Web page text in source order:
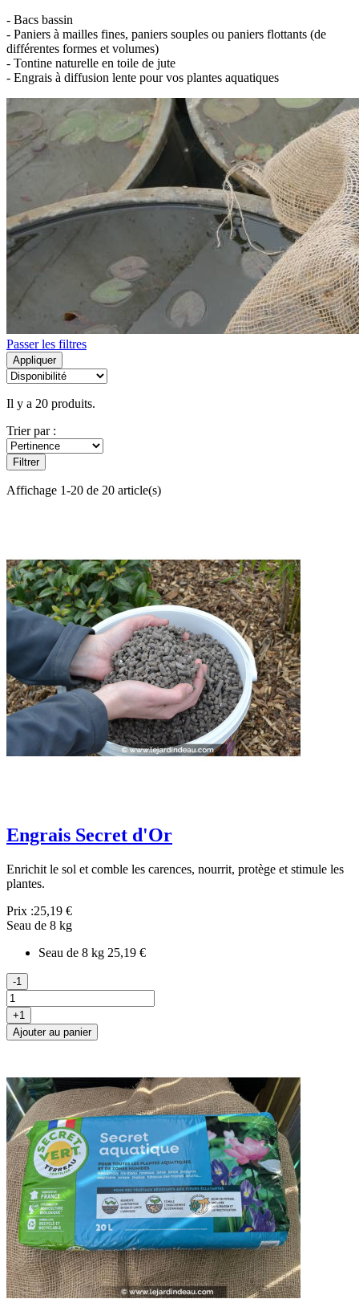
- Bacs bassin
- Paniers à mailles fines, paniers souples ou paniers flottants (de
différentes formes et volumes)
- Tontine naturelle en toile de jute
- Engrais à diffusion lente pour vos plantes aquatiques
Passer les filtres
Appliquer
Il y a 20 produits.
Trier par :
Filtrer
Affichage 1-20 de 20 article(s)
Engrais Secret d'Or
Enrichit le sol et comble les carences, nourrit, protège et stimule les
plantes.
Prix :25,19 €
Seau de 8 kg
Seau de 8 kg 25,19 €
-1
+1
Ajouter au panier